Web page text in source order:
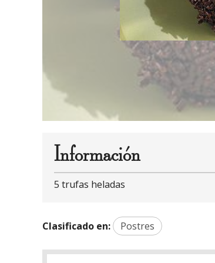
Información
5 trufas heladas
Clasificado en: Postres